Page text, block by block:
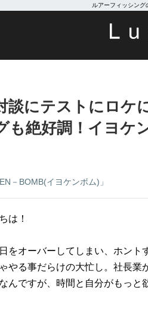
ルアーフィッシング
談にテストにロ
も絶好調！イヨケ
－BOMB(イヨケンボム)」
は！
をオーバーしてしまい、ホント
やる事だらけの大忙し。社長業
んですが、時間と自分がもっと